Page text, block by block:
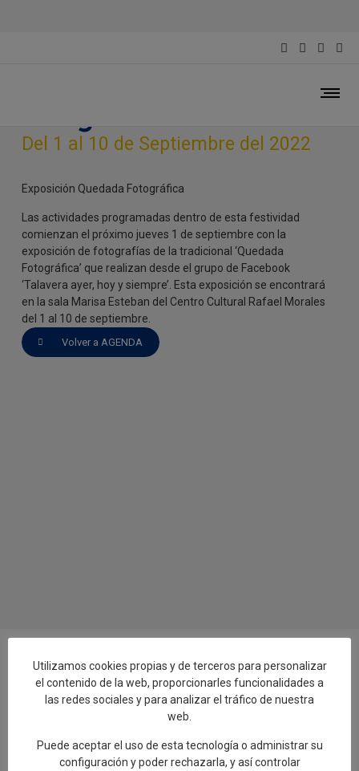
Del 1 al 10 de Septiembre del 2022
Exposición Quedada Fotográfica
Las actividades programadas dentro de esta festividad
comienzan el próximo jueves 1 de septiembre con la
exposición de fotografías de la tradicional ‘Quedada
Fotográfica’ que realizan desde el grupo de Facebook
‘Talavera ayer, hoy y siempre’. Esta exposición se encontrará
en la sala Marisa Esteban del Centro Cultural Rafael Morales
del 1 al 10 de septiembre.
Volver a AGENDA
Añadir reseña en Google
Rellenar encuesta de calidad
Utilizamos cookies propias y de terceros para personalizar
el contenido de la web, proporcionarles funcionalidades a
las redes sociales y para analizar el tráfico de nuestra
web.
Puede aceptar el uso de esta tecnología o administrar su
configuración y poder rechazarla, y así controlar